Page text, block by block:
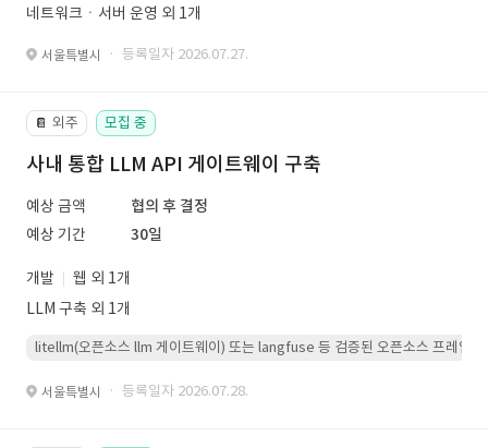
네트워크ㆍ서버 운영 외 1개
서울특별시 · 등록일자 2026.07.27.
📔 외주 모집 중
사내 통합 LLM API 게이트웨이 구축
예상 금액
협의 후 결정
예상 기간
30일
개발
웹 외 1개
LLM 구축 외 1개
litellm(오픈소스 llm 게이트웨이) 또는 langfuse 등 검증된 오픈소스 프레임워
서울특별시 · 등록일자 2026.07.28.